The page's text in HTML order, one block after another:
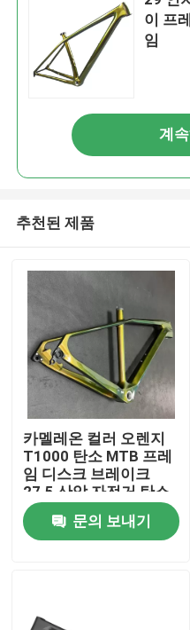
집
이 프
임
계
추천된 제품
카멜레온 컬러 오렌지
T1000 탄소 MTB 프레
임 디스크 브레이크
27.5 산악 자전거 탄소
프레임
문의 보내기